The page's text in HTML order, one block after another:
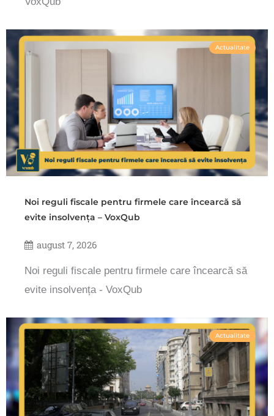
Actualitate
Noi reguli fiscale pentru firmele care încearcă să
evite insolvența – VoxQub
august 7, 2026
Noi reguli fiscale pentru firmele care încearcă să
evite insolvența - VoxQub
Actualitate